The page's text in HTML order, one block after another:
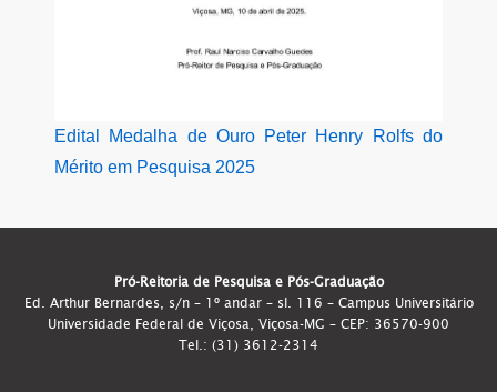
Edital Medalha de Ouro Peter Henry Rolfs do
Mérito em Pesquisa 2025
Pró-Reitoria de Pesquisa e Pós-Graduação
Ed. Arthur Bernardes, s/n – 1º andar – sl. 116 – Campus Universitário
Universidade Federal de Viçosa, Viçosa-MG – CEP: 36570-900
Tel.: (31) 3612-2314